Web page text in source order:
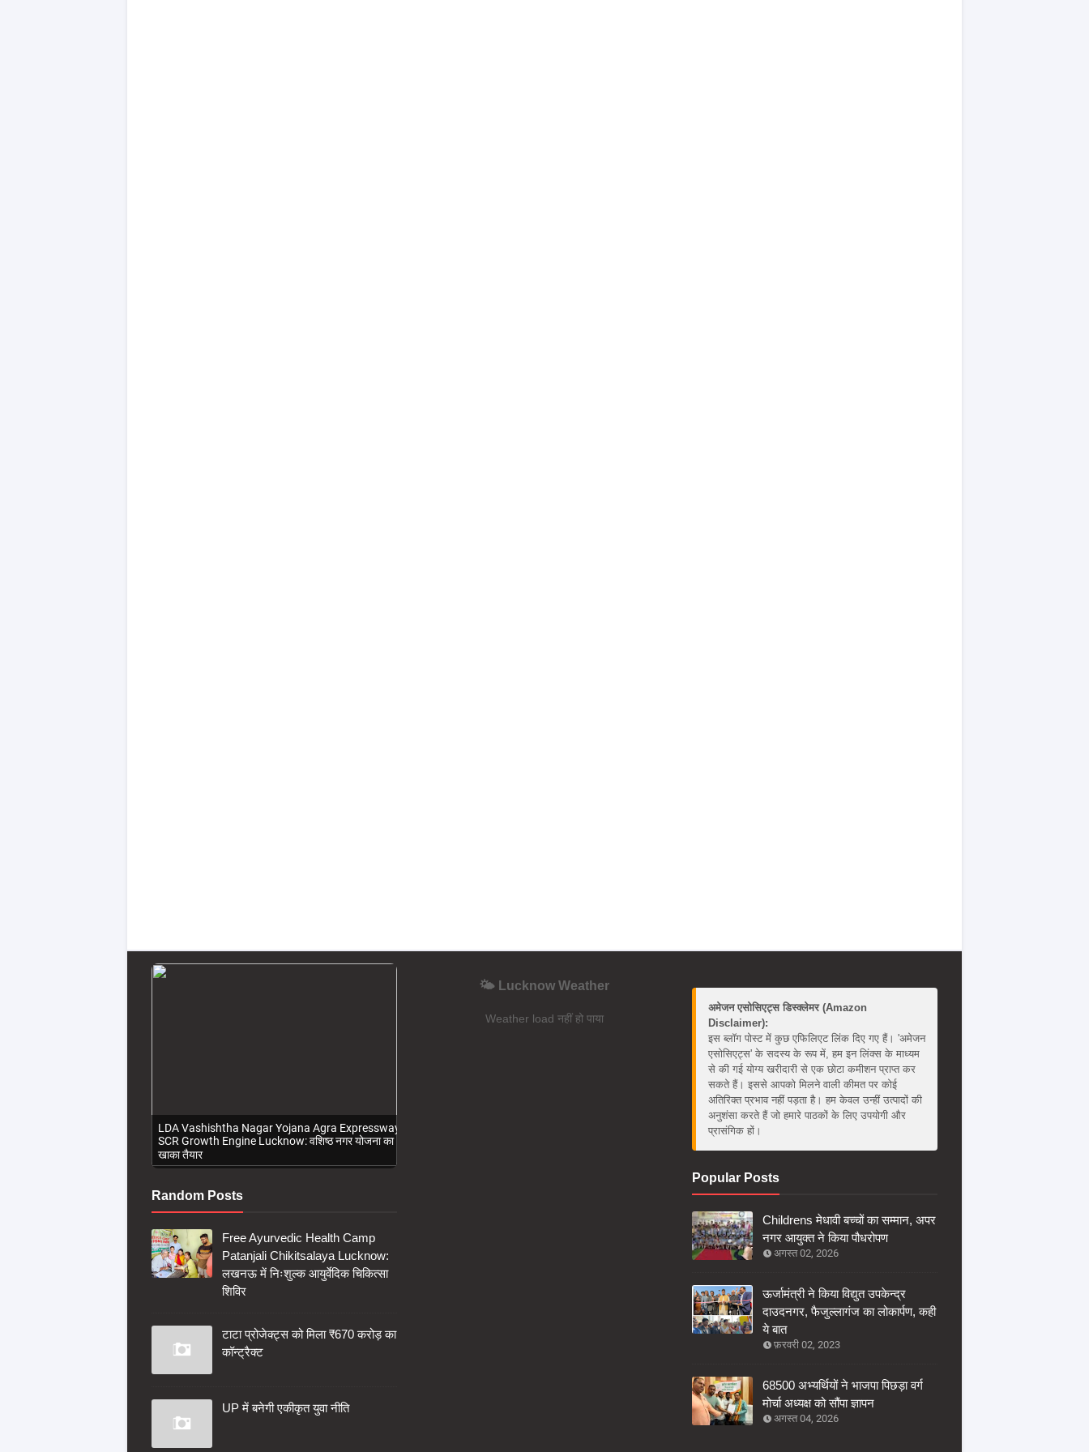
LDA Vashishtha Nagar Yojana Agra Expressway
SCR Growth Engine Lucknow: वशिष्ठ नगर योजना का
खाका तैयार
Random Posts
Free Ayurvedic Health Camp
Patanjali Chikitsalaya Lucknow:
लखनऊ में निःशुल्क आयुर्वेदिक चिकित्सा
शिविर
टाटा प्रोजेक्ट्स को मिला ₹670 करोड़ का
कॉन्ट्रैक्ट
UP में बनेगी एकीकृत युवा नीति
🌤️ Lucknow Weather
Weather load नहीं हो पाया
अमेजन एसोसिएट्स डिस्क्लेमर (Amazon
Disclaimer):
इस ब्लॉग पोस्ट में कुछ एफिलिएट लिंक दिए गए हैं। 'अमेजन
एसोसिएट्स' के सदस्य के रूप में, हम इन लिंक्स के माध्यम
से की गई योग्य खरीदारी से एक छोटा कमीशन प्राप्त कर
सकते हैं। इससे आपको मिलने वाली कीमत पर कोई
अतिरिक्त प्रभाव नहीं पड़ता है। हम केवल उन्हीं उत्पादों की
अनुशंसा करते हैं जो हमारे पाठकों के लिए उपयोगी और
प्रासंगिक हों।
Popular Posts
Childrens मेधावी बच्चों का सम्मान, अपर
नगर आयुक्त ने किया पौधरोपण
अगस्त 02, 2026
ऊर्जामंत्री ने किया विद्युत उपकेन्द्र
दाउदनगर, फैजुल्लागंज का लोकार्पण, कही
ये बात
फ़रवरी 02, 2023
68500 अभ्यर्थियों ने भाजपा पिछड़ा वर्ग
मोर्चा अध्यक्ष को सौंपा ज्ञापन
अगस्त 04, 2026